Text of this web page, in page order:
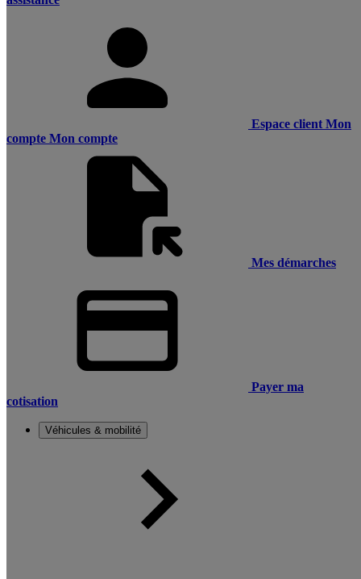
Espace client Mon
compte Mon compte
Mes démarches
Payer ma
cotisation
Véhicules & mobilité